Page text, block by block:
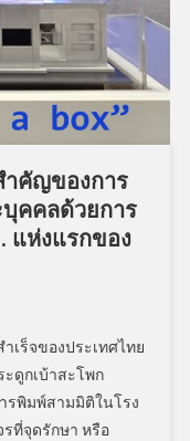
ำคัญของการ
บุคคลด้วยการ
แห่งแรกของ
เร็จของประเทศไทย
ะดูกเบ้าสะโพก
รพิมพ์สามมิติในโรง
ที่จุดรักษา หรือ